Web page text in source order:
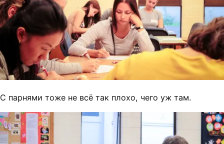
С парнями тоже не всё так плохо, чего уж там.